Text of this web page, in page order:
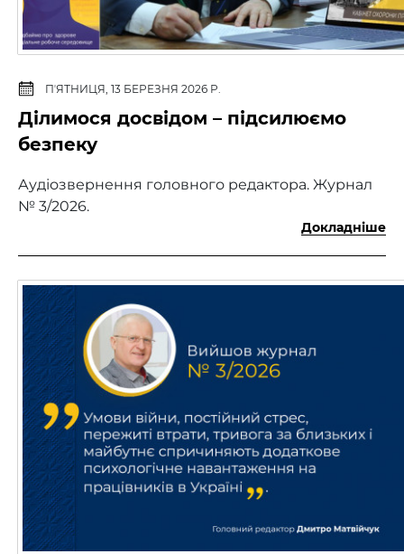
ПʼЯТНИЦЯ, 13 БЕРЕЗНЯ 2026 Р.
Ділимося досвідом – підсилюємо
безпеку
Аудіозвернення головного редактора. Журнал
№ 3/2026.
Докладніше